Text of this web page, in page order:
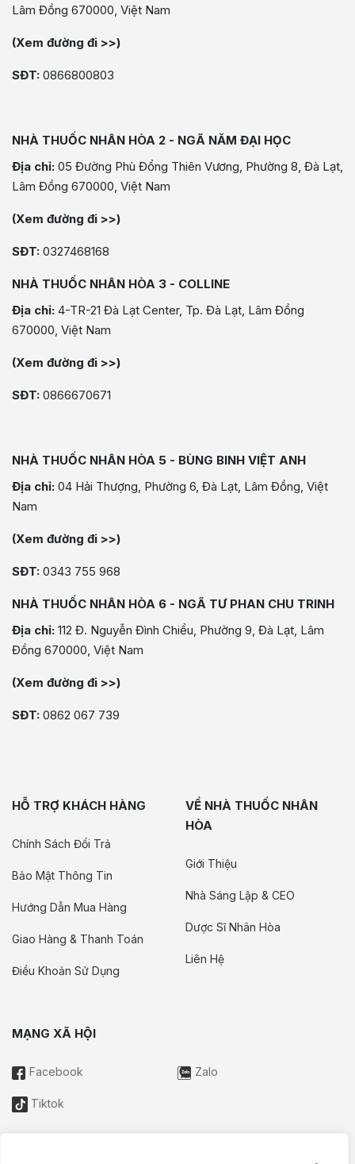
Lâm Đồng 670000, Việt Nam
(Xem đường đi >>)
SĐT: 0866800803
NHÀ THUỐC NHÂN HÒA 2 - NGÃ NĂM ĐẠI HỌC
Địa chỉ: 05 Đường Phù Đổng Thiên Vương, Phường 8, Đà Lạt,
Lâm Đồng 670000, Việt Nam
(Xem đường đi >>)
SĐT: 0327468168
NHÀ THUỐC NHÂN HÒA 3 - COLLINE
Địa chỉ: 4-TR-21 Đà Lạt Center, Tp. Đà Lạt, Lâm Đồng
670000, Việt Nam
(Xem đường đi >>)
SĐT: 0866670671
NHÀ THUỐC NHÂN HÒA 5 - BÙNG BINH VIỆT ANH
Địa chỉ: 04 Hải Thượng, Phường 6, Đà Lạt, Lâm Đồng, Việt
Nam
(Xem đường đi >>)
SĐT: 0343 755 968
NHÀ THUỐC NHÂN HÒA 6 - NGÃ TƯ PHAN CHU TRINH
Địa chỉ: 112 Đ. Nguyễn Đình Chiểu, Phường 9, Đà Lạt, Lâm
Đồng 670000, Việt Nam
(Xem đường đi >>)
SĐT: 0862 067 739
HỖ TRỢ KHÁCH HÀNG
Chính Sách Đổi Trả
Bảo Mật Thông Tin
Hướng Dẫn Mua Hàng
Giao Hàng & Thanh Toán
Điều Khoản Sử Dụng
VỀ NHÀ THUỐC NHÂN
HÒA
Giới Thiệu
Nhà Sáng Lập & CEO
Dược Sĩ Nhân Hòa
Liên Hệ
MẠNG XÃ HỘI
Facebook Zalo
Tiktok